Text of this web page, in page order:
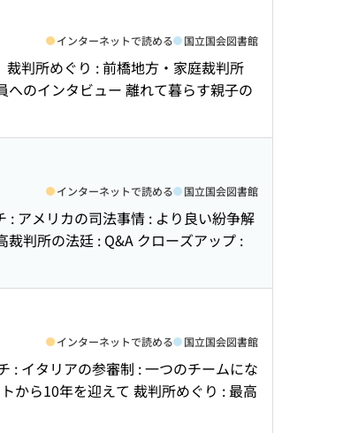
インターネットで読める 国立国会図書館
判所めぐり : 前橋地方・家庭裁判所
のインタビュー 離れて暮らす親子の
インターネットで読める 国立国会図書館
: アメリカの司法事情 : より良い紛争解
判所の法廷 : Q&A クローズアップ :
インターネットで読める 国立国会図書館
: イタリアの参審制 : 一つのチームにな
から10年を迎えて 裁判所めぐり : 最高